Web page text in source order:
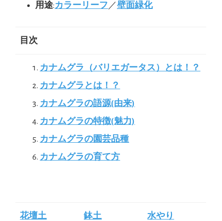
用途:カラーリーフ ／壁面緑化
目次
カナムグラ（バリエガータス）とは！？
カナムグラとは！？
カナムグラの語源(由来)
カナムグラの特徴(魅力)
カナムグラの園芸品種
カナムグラの育て方
花壇土 鉢土 水やり